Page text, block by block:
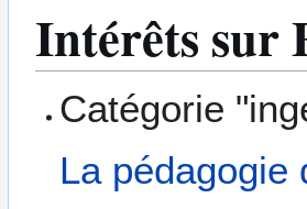
Intérêts sur
Catégorie
La pédagogie